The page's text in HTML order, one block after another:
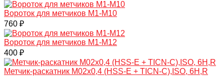
Вороток для метчиков М1-М10
760 ₽
Вороток для метчиков М1-М12
400 ₽
Mетчик-раскатник M02х0,4 (HSS-E + TICN-C),ISO, 6H,R